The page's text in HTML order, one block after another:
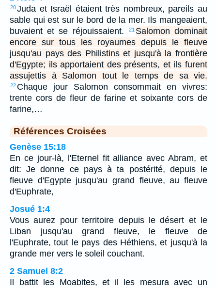
20Juda et Israël étaient très nombreux, pareils au
sable qui est sur le bord de la mer. Ils mangeaient,
buvaient et se réjouissaient.
21 Salomon dominait
encore sur tous les royaumes depuis le fleuve
jusqu'au pays des Philistins et jusqu'à la frontière
d'Egypte; ils apportaient des présents, et ils furent
assujettis à Salomon tout le temps de sa vie.
22 Chaque jour Salomon consommait en vivres:
trente cors de fleur de farine et soixante cors de
farine,…
Références Croisées
Genèse 15:18
En ce jour-là, l'Eternel fit alliance avec Abram, et
dit: Je donne ce pays à ta postérité, depuis le
fleuve d'Egypte jusqu'au grand fleuve, au fleuve
d'Euphrate,
Josué 1:4
Vous aurez pour territoire depuis le désert et le
Liban jusqu'au grand fleuve, le fleuve de
l'Euphrate, tout le pays des Héthiens, et jusqu'à la
grande mer vers le soleil couchant.
2 Samuel 8:2
Il battit les Moabites, et il les mesura avec un